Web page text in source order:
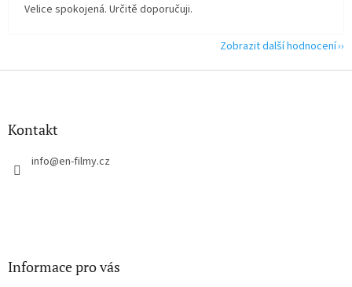
Velice spokojená. Určitě doporučuji.
Zobrazit další hodnocení
Z
Kontakt
info@en-filmy.cz
Informace pro vás